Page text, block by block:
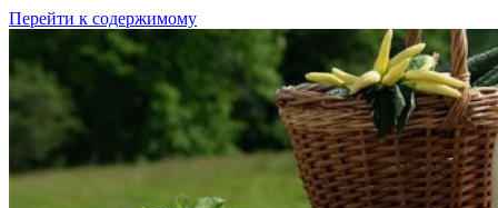
Перейти к содержимому